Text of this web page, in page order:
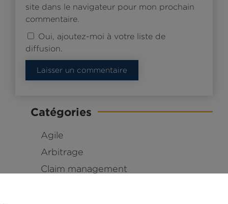
site dans le navigateur pour mon prochain
commentaire.
Oui, ajoutez-moi à votre liste de
diffusion.
Laisser un commentaire
Catégories
Agile
Arbitrage
Claim management